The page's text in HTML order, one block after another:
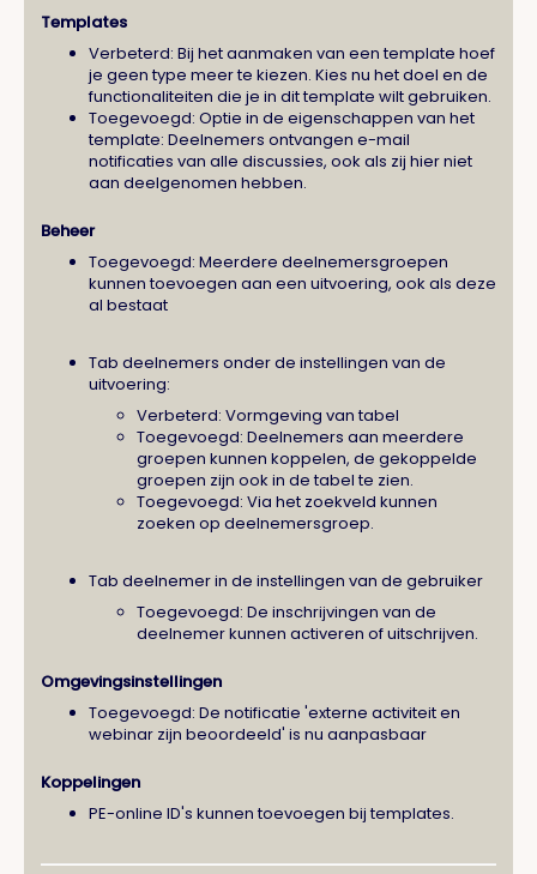
Templates
Verbeterd: Bij het aanmaken van een template hoef
je geen type meer te kiezen. Kies nu het doel en de
functionaliteiten die je in dit template wilt gebruiken.
Toegevoegd: Optie in de eigenschappen van het
template: Deelnemers ontvangen e-mail
notificaties van alle discussies, ook als zij hier niet
aan deelgenomen hebben.
Beheer
Toegevoegd: Meerdere deelnemersgroepen
kunnen toevoegen aan een uitvoering, ook als deze
al bestaat
Tab deelnemers onder de instellingen van de
uitvoering:
Verbeterd: Vormgeving van tabel
Toegevoegd: Deelnemers aan meerdere
groepen kunnen koppelen, de gekoppelde
groepen zijn ook in de tabel te zien.
Toegevoegd: Via het zoekveld kunnen
zoeken op deelnemersgroep.
Tab deelnemer in de instellingen van de gebruiker
Toegevoegd: De inschrijvingen van de
deelnemer kunnen activeren of uitschrijven.
Omgevingsinstellingen
Toegevoegd: De notificatie 'externe activiteit en
webinar zijn beoordeeld' is nu aanpasbaar
Koppelingen
PE-online ID's kunnen toevoegen bij templates.